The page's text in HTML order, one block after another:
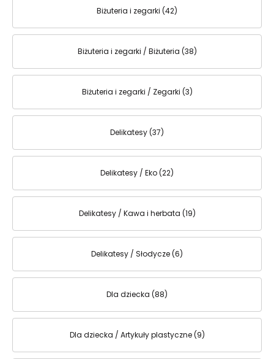
Biżuteria i zegarki (42)
Biżuteria i zegarki / Biżuteria (38)
Biżuteria i zegarki / Zegarki (3)
Delikatesy (37)
Delikatesy / Eko (22)
Delikatesy / Kawa i herbata (19)
Delikatesy / Słodycze (6)
Dla dziecka (88)
Dla dziecka / Artykuły plastyczne (9)